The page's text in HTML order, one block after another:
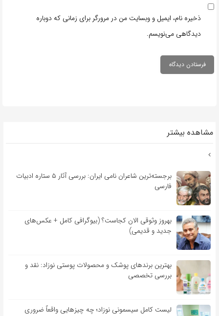
ذخیره نام، ایمیل و وبسایت من در مرورگر برای زمانی که دوباره
دیدگاهی می‌نویسم.
مشاهده بیشتر
برجسته‌ترین شاعران نامی ایران: بررسی آثار ۵ ستاره ادبیات
فارسی
بهروز وثوقی الان کجاست؟ (بیوگرافی کامل + عکس‌های
جدید و قدیمی)
بهترین برندهای پوشک و محصولات پوستی نوزاد: نقد و
بررسی تخصصی
لیست کامل سیسمونی نوزاد؛ چه چیزهایی واقعاً ضروری